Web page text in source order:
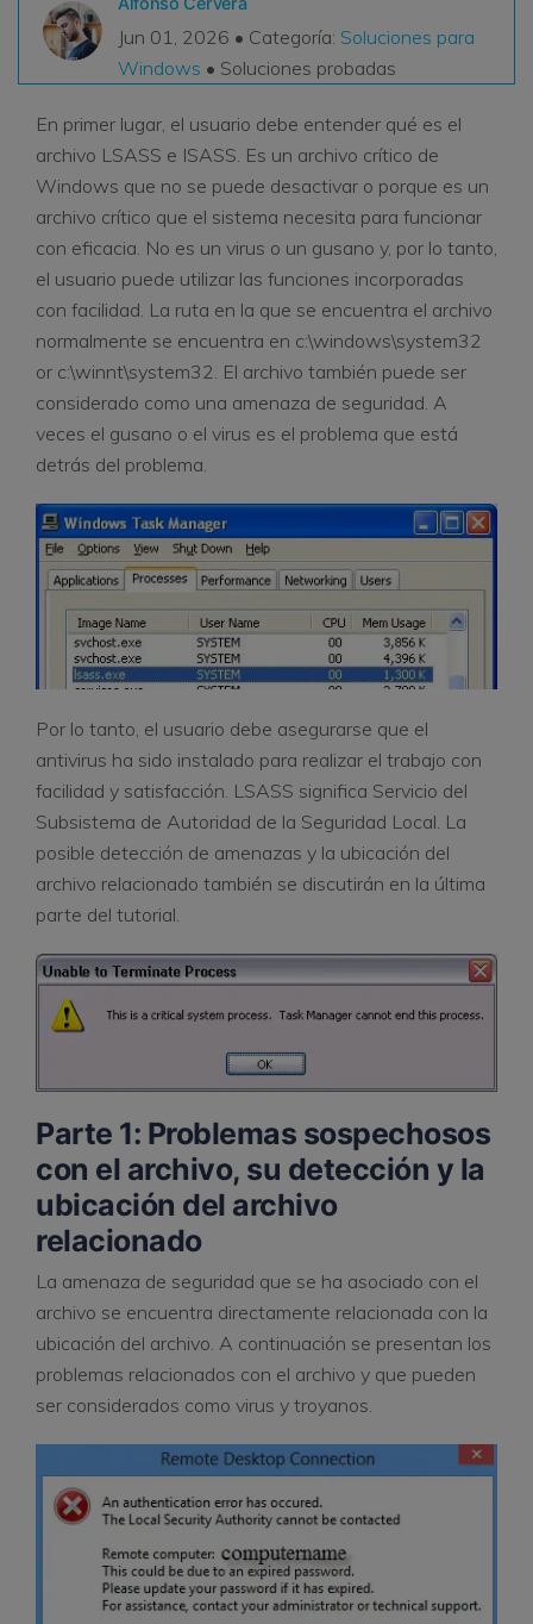
Recupera datos perdidos/eliminados gratis
Pruébalo Gratis
Otros Productos
Repairit - Reparar Datos
UBackit - Respaldar Datos
VER TODAS LAS FUNCIONES
search
Jun 01, 2026 • Categoría: Soluciones para
Windows • Soluciones probadas
En primer lugar, el usuario debe entender qué es el
archivo LSASS e ISASS. Es un archivo crítico de
Windows que no se puede desactivar o porque es un
archivo crítico que el sistema necesita para funcionar
con eficacia. No es un virus o un gusano y, por lo tanto,
el usuario puede utilizar las funciones incorporadas
con facilidad. La ruta en la que se encuentra el archivo
normalmente se encuentra en c:\windows\system32
or c:\winnt\system32. El archivo también puede ser
considerado como una amenaza de seguridad. A
veces el gusano o el virus es el problema que está
detrás del problema.
Por lo tanto, el usuario debe asegurarse que el
antivirus ha sido instalado para realizar el trabajo con
facilidad y satisfacción. LSASS significa Servicio del
Subsistema de Autoridad de la Seguridad Local. La
posible detección de amenazas y la ubicación del
archivo relacionado también se discutirán en la última
parte del tutorial.
Parte 1: Problemas sospechosos
con el archivo, su detección y la
ubicación del archivo
relacionado
La amenaza de seguridad que se ha asociado con el
archivo se encuentra directamente relacionada con la
ubicación del archivo. A continuación se presentan los
problemas relacionados con el archivo y que pueden
ser considerados como virus y troyanos.